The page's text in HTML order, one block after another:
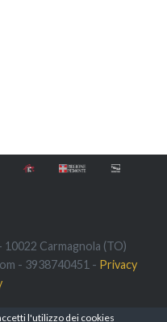
10022 Carmagnola (TO)
- 3938740451 - Privacy
l'utilizzo dei cookies